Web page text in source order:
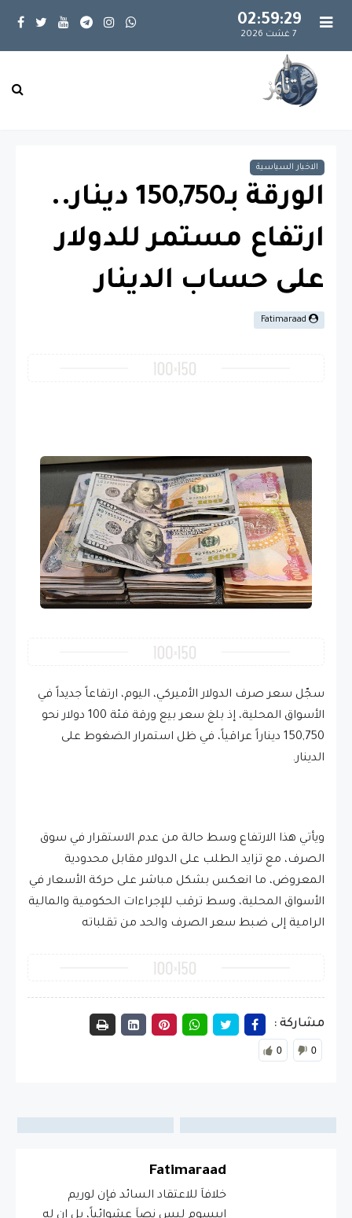
02:59:29
7 غشت 2026
الاخبار السياسية
الورقة بـ150,750 دينار..
ارتفاع مستمر للدولار
على حساب الدينار
Fatimaraad
سجّل سعر صرف الدولار الأميركي، اليوم، ارتفاعاً جديداً في
الأسواق المحلية، إذ بلغ سعر بيع ورقة فئة 100 دولار نحو
150,750 ديناراً عراقياً، في ظل استمرار الضغوط على
الدينار.
ويأتي هذا الارتفاع وسط حالة من عدم الاستقرار في سوق
الصرف، مع تزايد الطلب على الدولار مقابل محدودية
المعروض، ما انعكس بشكل مباشر على حركة الأسعار في
الأسواق المحلية، وسط ترقب للإجراءات الحكومية والمالية
الرامية إلى ضبط سعر الصرف والحد من تقلباته
مشاركة :
0 0
Fatimaraad
خلافاَ للاعتقاد السائد فإن لوريم